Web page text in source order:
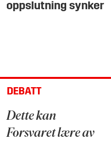
oppslutning synker
DEBATT
Dette kan
Forsvaret lære av